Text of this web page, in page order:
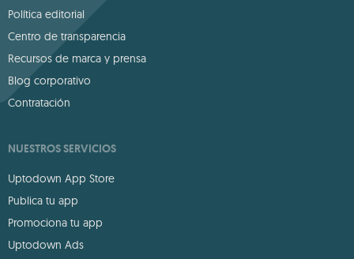
Política editorial
Centro de transparencia
Recursos de marca y prensa
Blog corporativo
Contratación
NUESTROS SERVICIOS
Uptodown App Store
Publica tu app
Promociona tu app
Uptodown Ads